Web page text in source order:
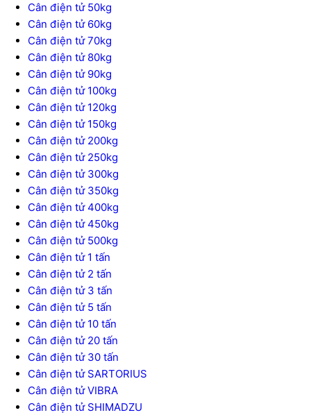
Cân điện tử 50kg
Cân điện tử 60kg
Cân điện tử 70kg
Cân điện tử 80kg
Cân điện tử 90kg
Cân điện tử 100kg
Cân điện tử 120kg
Cân điện tử 150kg
Cân điện tử 200kg
Cân điện tử 250kg
Cân điện tử 300kg
Cân điện tử 350kg
Cân điện tử 400kg
Cân điện tử 450kg
Cân điện tử 500kg
Cân điện tử 1 tấn
Cân điện tử 2 tấn
Cân điện tử 3 tấn
Cân điện tử 5 tấn
Cân điện tử 10 tấn
Cân điện tử 20 tấn
Cân điện tử 30 tấn
Cân điện tử SARTORIUS
Cân điện tử VIBRA
Cân điện tử SHIMADZU